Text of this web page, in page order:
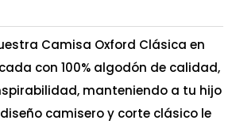
Camisa Oxford Clásica en
con 100% algodón de calidad,
manteniendo a tu hijo
camisero y corte clásico le